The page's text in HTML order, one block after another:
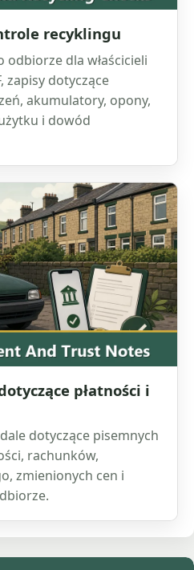
recyklingu
dla właścicieli
zapisy dotyczące
akumulatory, opony,
i dowód
płatności i
dotyczące pisemnych
rachunków,
zmienionych cen i